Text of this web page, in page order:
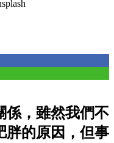
係，雖然我們不
胖的原因，但事